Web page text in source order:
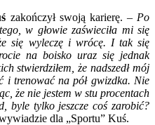
zakończył swoją karierę. – Po
w głowie zaświeciła mi się
się wyleczę i wrócę. I tak się
na boisko uraz się jednak
stwierdziłem, że nadszedł mój
i trenować na pół gwizdka. Nie
że nie jestem w stu procentach
byle tylko jeszcze coś zarobić?
dla „Sportu” Kuś.